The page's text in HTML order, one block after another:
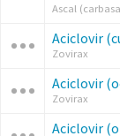
Ascal
Aciclovir
Zovirax
Aciclovir
Zovirax
Aciclovir